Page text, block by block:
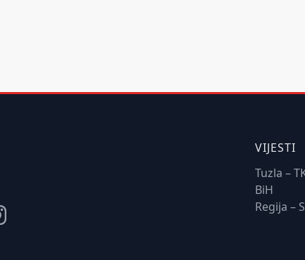
VIJESTI
Tuzla –
BiH
Regija –